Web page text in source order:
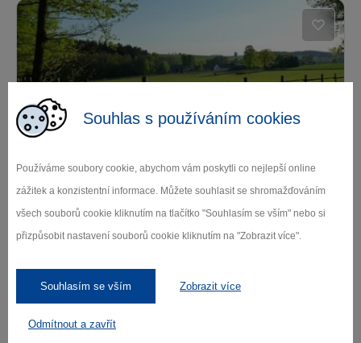
Souhlas s používáním cookies
Používáme soubory cookie, abychom vám poskytli co nejlepší online
zážitek a konzistentní informace. Můžete souhlasit se shromažďováním
všech souborů cookie kliknutím na tlačítko "Souhlasím se vším" nebo si
přizpůsobit nastavení souborů cookie kliknutím na "Zobrazit více".
Souhlasím se vším Zobrazit více
Odmítnout a zavřít
Humpolec